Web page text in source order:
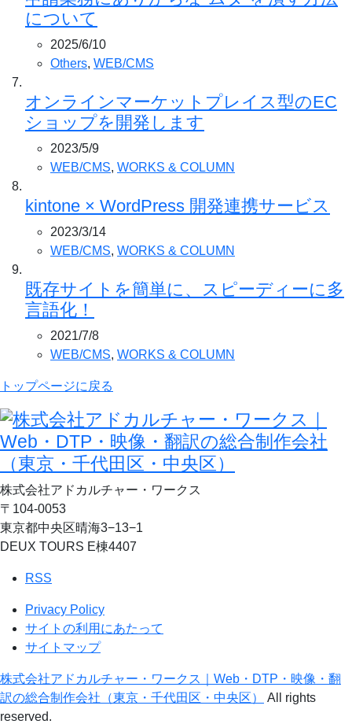
について
2025/6/10
Others, WEB/CMS
オンラインマーケットプレイス型のEC
ショップを開発します
2023/5/9
WEB/CMS, WORKS & COLUMN
kintone × WordPress 開発連携サービス
2023/3/14
WEB/CMS, WORKS & COLUMN
既存サイトを簡単に、スピーディーに多
言語化！
2021/7/8
WEB/CMS, WORKS & COLUMN
トップページに戻る
株式会社アドカルチャー・ワークス
〒104-0053
東京都中央区晴海3−13−1
DEUX TOURS E棟4407
RSS
Privacy Policy
サイトの利用にあたって
サイトマップ
株式会社アドカルチャー・ワークス｜Web・DTP・映像・翻
訳の総合制作会社（東京・千代田区・中央区）
All rights
reserved.